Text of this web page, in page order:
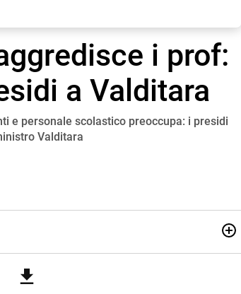
i prof:
a Valditara
e personale scolastico preoccupa: i presidi
Valditara
scrittura di articoli sul mondo scolastico.